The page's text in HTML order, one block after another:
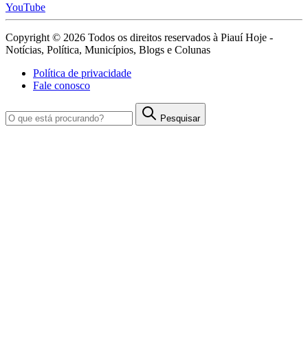
YouTube
Copyright © 2026 Todos os direitos reservados à Piauí Hoje -
Notícias, Política, Municípios, Blogs e Colunas
Política de privacidade
Fale conosco
Pesquisar